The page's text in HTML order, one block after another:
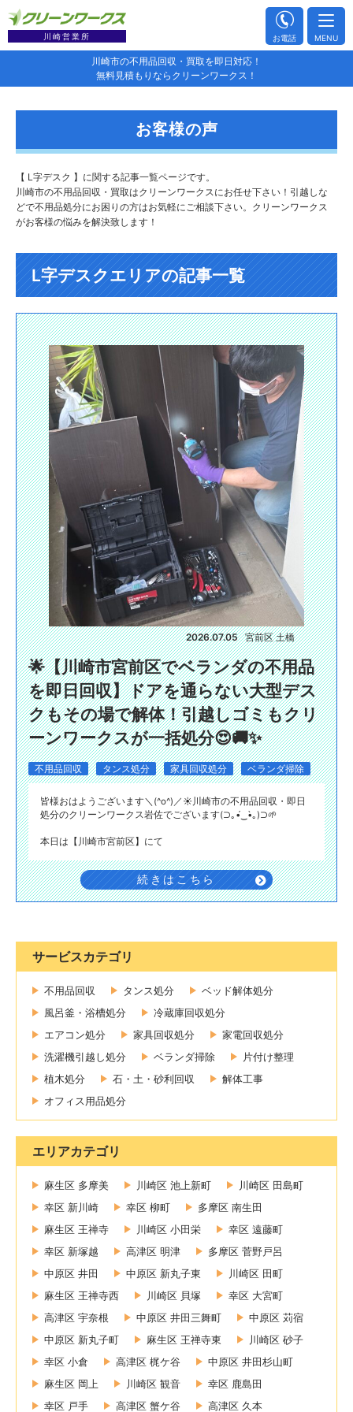
川崎市の不用品回収・買取を即日対応！
無料見積もりならクリーンワークス！
川崎営業所 お電話 MENU
お客様の声
【 L字デスク 】に関する記事一覧ページです。
川崎市の不用品回収・買取はクリーンワークスにお任せ下さい！引越しな
どで不用品処分にお困りの方はお気軽にご相談下さい。クリーンワークス
がお客様の悩みを解決致します！
L字デスクエリアの記事一覧
2026.07.05 宮前区 土橋
🌟【川崎市宮前区でベランダの不用品
を即日回収】ドアを通らない大型デス
クもその場で解体！引越しゴミもクリ
ーンワークスが一括処分😍🚚✨
不用品回収 タンス処分 家具回収処分 ベランダ掃除
皆様おはようございます＼(^o^)／☀️川崎市の不用品回収・即日
処分のクリーンワークス岩佐でございます(⁠⊃⁠｡⁠•́⁠‿⁠•̀⁠｡⁠)⁠⊃🌱
本日は【川崎市宮前区】にて
続きはこちら
サービスカテゴリ
不用品回収 タンス処分
ベッド解体処分
風呂釜・浴槽処分
冷蔵庫回収処分
エアコン処分
家具回収処分
家電回収処分
洗濯機引越し処分
ベランダ掃除
片付け整理
植木処分
石・土・砂利回収
解体工事
オフィス用品処分
エリアカテゴリ
麻生区 多摩美 川崎区 池上新町
川崎区 田島町
幸区 新川崎
幸区 柳町
多摩区 南生田
麻生区 王禅寺
川崎区 小田栄
幸区 遠藤町
幸区 新塚越
高津区 明津
多摩区 菅野戸呂
中原区 井田
中原区 新丸子東
川崎区 田町
麻生区 王禅寺西
川崎区 貝塚
幸区 大宮町
高津区 宇奈根
中原区 井田三舞町
中原区 苅宿
中原区 新丸子町
麻生区 王禅寺東
川崎区 砂子
幸区 小倉
高津区 梶ケ谷
中原区 井田杉山町
麻生区 岡上
川崎区 観音
幸区 鹿島田
幸区 戸手
高津区 蟹ケ谷 高津区 久本